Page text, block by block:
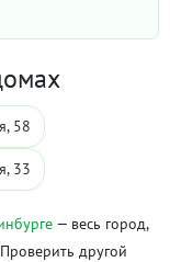
58
33
— весь город,
другой